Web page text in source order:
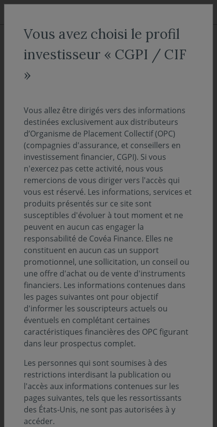
Aller au menu
Aller au contenu
ACCUEIL Nos fonds
Covéa Profil Modéré D
ISIN :FR0000445058
Valeur liquidative au 05/08/2026 : 29.78€
Sélectionnez une part
ACCÈS DIRECT
Description
Infos clés
Profil de risque (SRI) :
Niveau
1 Niveau
2 Niveau
3 Niveau
4 Niveau
5 Niveau
Durée de placement minimum conseillée :
Zone d’investissement :
Monde
Devise :
EURO
Vous avez choisi le profil
investisseur « CGPI / CIF
»
Vous allez être dirigés vers des informations
destinées exclusivement aux distributeurs
d’Organisme de Placement Collectif (OPC)
(compagnies d'assurance, et conseillers en
investissement financier, CGPI). Si vous
n'exercez pas cette activité, nous vous
remercions de vous diriger vers l'accès qui
vous est réservé. Les informations, services et
produits présentés sur ce site sont
susceptibles d'évoluer à tout moment et ne
peuvent en aucun cas engager la
responsabilité de Covéa Finance. Elles ne
constituent en aucun cas un support
promotionnel, une sollicitation, un conseil ou
une offre d'achat ou de vente d'instruments
financiers. Les informations contenues dans
les pages suivantes ont pour objectif
d'informer les souscripteurs actuels ou
éventuels en complétant certaines
caractéristiques financières des OPC figurant
dans leur prospectus complet.
Les personnes qui sont soumises à des
restrictions interdisant la publication ou
l'accès aux informations contenues sur les
pages suivantes, tels que les ressortissants
des États-Unis, ne sont pas autorisées à y
accéder.